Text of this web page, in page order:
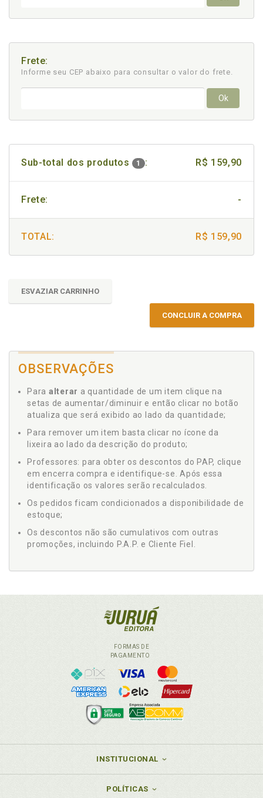
Frete:
Informe seu CEP abaixo para consultar o valor do frete.
Ok
Sub-total dos produtos 1 : R$ 159,90
Frete: -
TOTAL: R$ 159,90
ESVAZIAR CARRINHO
CONCLUIR A COMPRA
OBSERVAÇÕES
Para alterar a quantidade de um item clique na
setas de aumentar/diminuir e então clicar no botão
atualiza que será exibido ao lado da quantidade;
Para remover um item basta clicar no ícone da
lixeira ao lado da descrição do produto;
Professores: para obter os descontos do PAP, clique
em encerra compra e identifique-se. Após essa
identificação os valores serão recalculados.
Os pedidos ficam condicionados a disponibilidade de
estoque;
Os descontos não são cumulativos com outras
promoções, incluindo P.A.P. e Cliente Fiel.
FORMAS DE
PAGAMENTO
INSTITUCIONAL
POLÍTICAS